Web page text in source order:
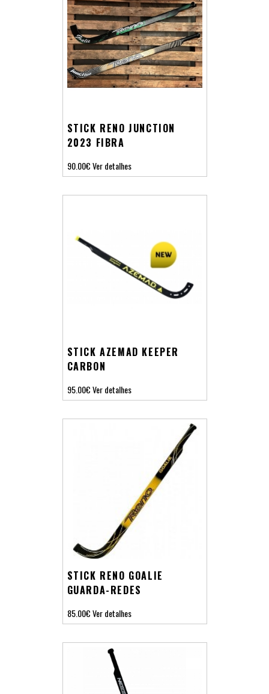
STICK RENO JUNCTION
2023 FIBRA
90.00€Ver detalhes
STICK AZEMAD KEEPER
CARBON
95.00€Ver detalhes
STICK RENO GOALIE
GUARDA-REDES
85.00€Ver detalhes